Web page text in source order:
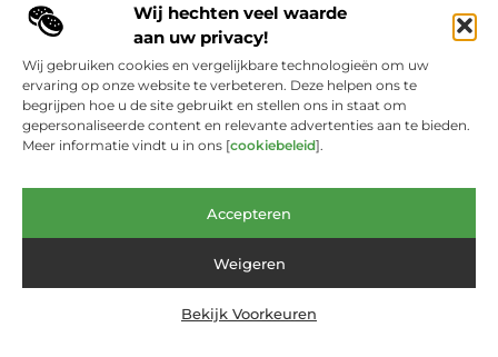
Wij hechten veel waarde
aan uw privacy!
Wij gebruiken cookies en vergelijkbare technologieën om uw
ervaring op onze website te verbeteren. Deze helpen ons te
begrijpen hoe u de site gebruikt en stellen ons in staat om
gepersonaliseerde content en relevante advertenties aan te bieden.
Meer informatie vindt u in ons [cookiebeleid].
Accepteren
Weigeren
Bekijk Voorkeuren
Over Cloaca de Film
Cloacadefilm.nl – Een wereld van inspiratie, vastgelegd in
woorden en beelden.
Verken onze blogs en artikelen die het
dagelijks leven vastleggen en in een nieuw licht zetten.
Bericht categorie
@2025 www.cloacadefilm.nl. All Right Reserved.